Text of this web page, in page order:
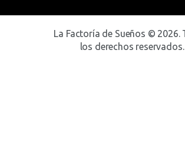
La Factoría de Sueños © 2026.
los derechos reservados.